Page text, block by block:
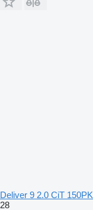
Deliver 9 2.0 CiT 150PK
28